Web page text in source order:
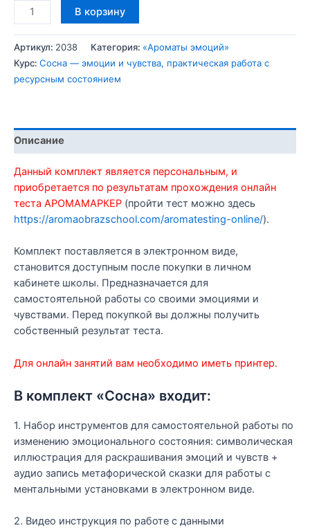
Количество
товара
Комплект
эмоции
и
чувства
электронном
В корзину
Артикул: 2038 Категория: «Ароматы эмоций»
Курс: Сосна — эмоции и чувства, практическая работа с
ресурсным состоянием
Описание
Данный комплект является персональным, и
приобретается по результатам прохождения онлайн
теста АРОМАМАРКЕР (пройти тест можно здесь
https://aromaobrazschool.com/aromatesting-online/).
Комплект поставляется в электронном виде,
становится доступным после покупки в личном
кабинете школы. Предназначается для
самостоятельной работы со своими эмоциями и
чувствами. Перед покупкой вы должны получить
собственный результат теста.
Для онлайн занятий вам необходимо иметь принтер.
В комплект «Сосна» входит:
1. Набор инструментов для самостоятельной работы по
изменению эмоционального состояния: символическая
иллюстрация для раскрашивания эмоций и чувств +
аудио запись метафорической сказки для работы с
ментальными установками в электронном виде.
2. Видео инструкция по работе с данными